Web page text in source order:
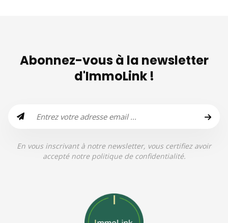
Abonnez-vous à la newsletter
d'ImmoLink !
En vous inscrivant à notre newsletter, vous certifiez avoir
accepté notre politique de confidentialité.